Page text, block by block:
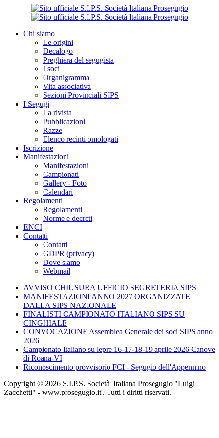
Chi siamo
Le origini
Decalogo
Preghiera del segugista
I soci
Organigramma
Vita associativa
Sezioni Provinciali SIPS
I Segugi
La rivista
Pubblicazioni
Razze
Elenco recinti omologati
Iscrizione
Manifestazioni
Manifestazioni
Campionati
Gallery - Foto
Calendari
Regolamenti
Regolamenti
Norme e decreti
ENCI
Contatti
Contatti
GDPR (privacy)
Dove siamo
Webmail
AVVISO CHIUSURA UFFICIO SEGRETERIA SIPS
MANIFESTAZIONI ANNO 2027 ORGANIZZATE
DALLA SIPS NAZIONALE
FINALISTI CAMPIONATO ITALIANO SIPS SU
CINGHIALE
CONVOCAZIONE Assemblea Generale dei soci SIPS anno
2026
Campionato Italiano su lepre 16-17-18-19 aprile 2026 Canove
di Roana-VI
Riconoscimento provvisorio FCI - Segugio dell'Appennino
Copyright © 2026 S.I.P.S. Società Italiana Prosegugio "Luigi
Zacchetti" - www.prosegugio.it'. Tutti i diritti riservati.